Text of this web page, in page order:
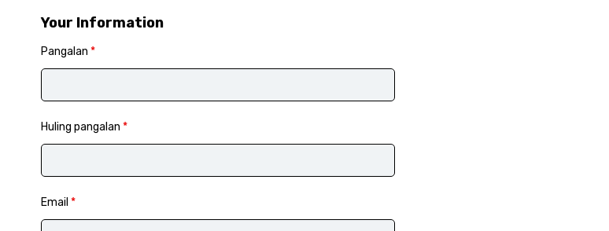
Your Information
Pangalan *
Huling pangalan *
Email *